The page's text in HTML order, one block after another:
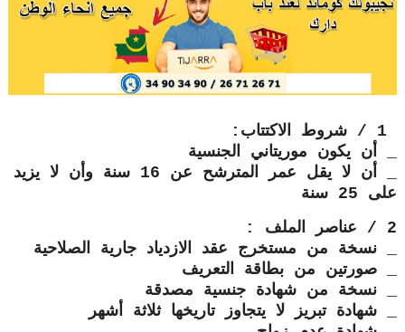
_ أن يكون موريتاني الجنسية
_ أن لا يقل عمر المترشح عن 16 سنة وأن لا يزيد
على 25 سنة
2 / عناصر الملف :
_ نسخة من مستخرج عقد الازدياد جارية الصلاحية
_ صورتين من بطاقة التعريف
_ نسخة من شهادة جنسية مصدقة
_ شهادة تبريز لا يتجاوز تاريخها ثلاثة أشهر